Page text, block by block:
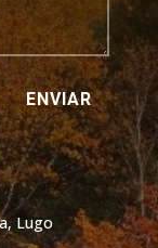
ENVIAR
Lugo